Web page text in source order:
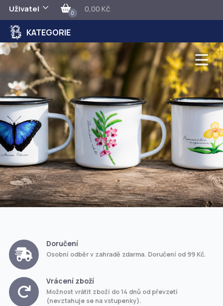
Uživatel 0 0,00 Kč
KATEGORIE
Doručení
Osobní odběr v zahradě zdarma. Doručení od 99 Kč.
Vrácení zboží
Možnost vrátit zboží do 14 dnů od převzetí
(nevztahuje se na vstupenky).